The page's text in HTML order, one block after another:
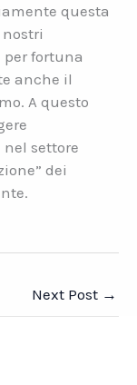
questa
fortuna
anche il
A questo
settore
dei
Next Post →